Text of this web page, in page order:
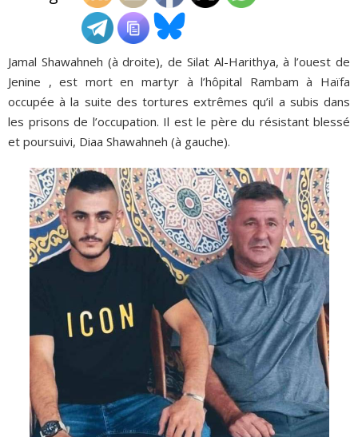
QUI SOMMES-NOUS ?
ADHÉSIONS, DONS, CONTACT
Jamal Shawahneh (à droite), de Silat Al-Harithya, à l’ouest de
Jenine , est mort en martyr à l’hôpital Rambam à Haïfa
occupée à la suite des tortures extrêmes qu’il a subis dans
les prisons de l’occupation. Il est le père du résistant blessé
et poursuivi, Diaa Shawahneh (à gauche).